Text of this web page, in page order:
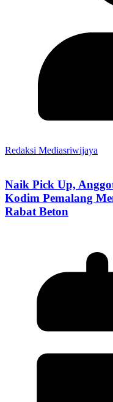
Redaksi Mediasriwijaya
Naik Pick Up,
Kodim Pemalang
Rabat Beton